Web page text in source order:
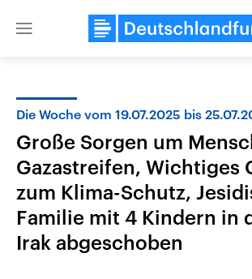
Close
Die Woche vom 19.07.2025 bis
Große Sorgen um
Gazastreifen, Wichtiges
zum Klima-Schutz,
Familie mit 4 Kindern in
Irak abgeschoben